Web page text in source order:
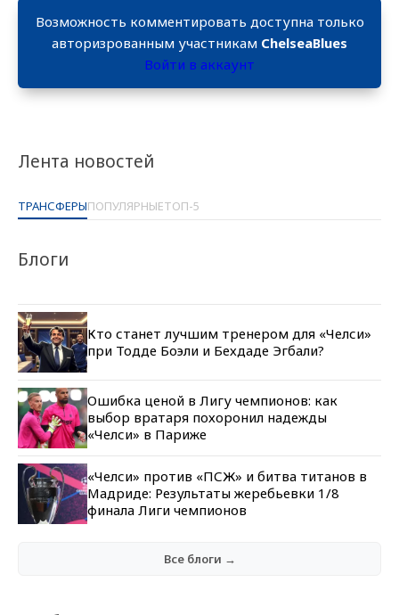
Лента новостей
ТРАНСФЕРЫПОПУЛЯРНЫЕТОП-5
Блоги
Кто станет лучшим тренером для «Челси»
при Тодде Боэли и Бехдаде Эгбали?
Ошибка ценой в Лигу чемпионов: как
выбор вратаря похоронил надежды
«Челси» в Париже
«Челси» против «ПСЖ» и битва титанов в
Мадриде: Результаты жеребьевки 1/8
финала Лиги чемпионов
Все блоги →
Возможность комментировать доступна только
авторизрованным участникам ChelseaBlues
Войти в аккаунт